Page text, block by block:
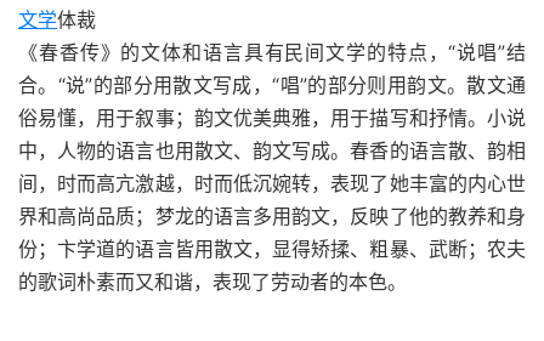
文学体裁
《春香传》的文体和语言具有民间文学的特点，“说唱”结
合。“说”的部分用散文写成，“唱”的部分则用韵文。散文通
俗易懂，用于叙事；韵文优美典雅，用于描写和抒情。小说
中，人物的语言也用散文、韵文写成。春香的语言散、韵相
间，时而高亢激越，时而低沉婉转，表现了她丰富的内心世
界和高尚品质；梦龙的语言多用韵文，反映了他的教养和身
份；卞学道的语言皆用散文，显得矫揉、粗暴、武断；农夫
的歌词朴素而又和谐，表现了劳动者的本色。